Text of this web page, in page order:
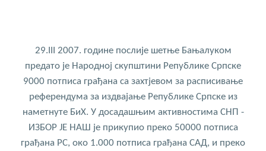
29.III 2007. године послије шетње Бањалуком
предато је Народној скупштини Републике Српске
9000 потписа грађана са захтјевом за расписивање
референдума за издвајање Републике Српске из
наметнуте БиХ. У досадашњим активностима СНП -
ИЗБОР ЈЕ НАШ је прикупио преко 50000 потписа
грађана РС, око 1.000 потписа грађана САД, и преко